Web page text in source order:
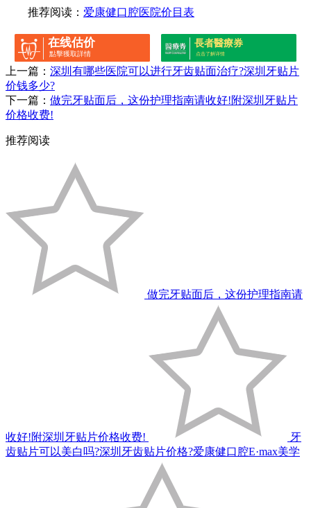
推荐阅读： 爱康健口腔医院价目表
在线估价
點擊獲取詳情
長者醫療券
点击了解详情
上一篇： 深圳有哪些医院可以进行牙齿贴面治疗?深圳牙贴片
价钱多少?
下一篇： 做完牙贴面后，这份护理指南请收好!附深圳牙贴片
价格收费!
推荐阅读
做完牙贴面后，这份护理指南请
收好!附深圳牙贴片价格收费!
牙
齿贴片可以美白吗?深圳牙齿贴片价格?爱康健口腔E·max美学